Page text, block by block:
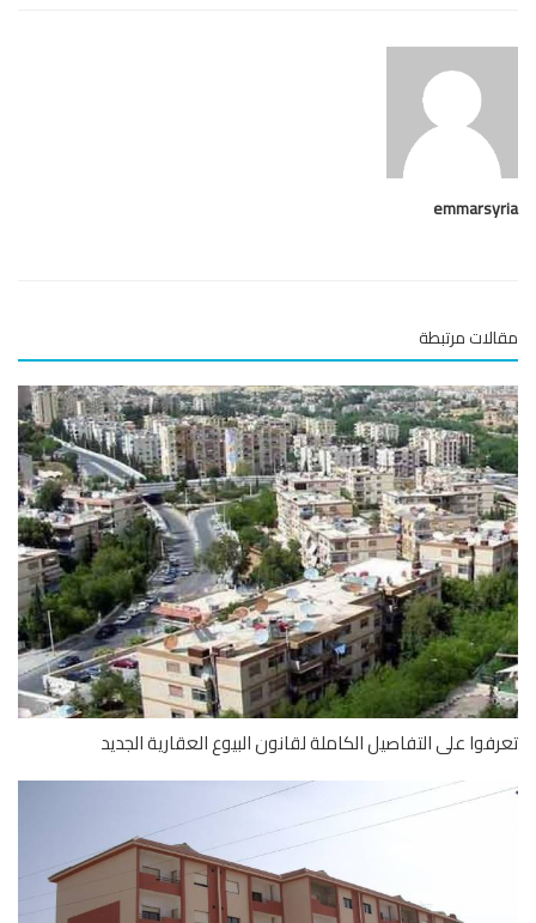
مرتبطة
على التفاصيل الكاملة لقانون البيوع العقارية الجديد